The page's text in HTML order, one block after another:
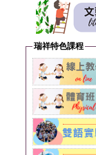
瑞祥特色課程